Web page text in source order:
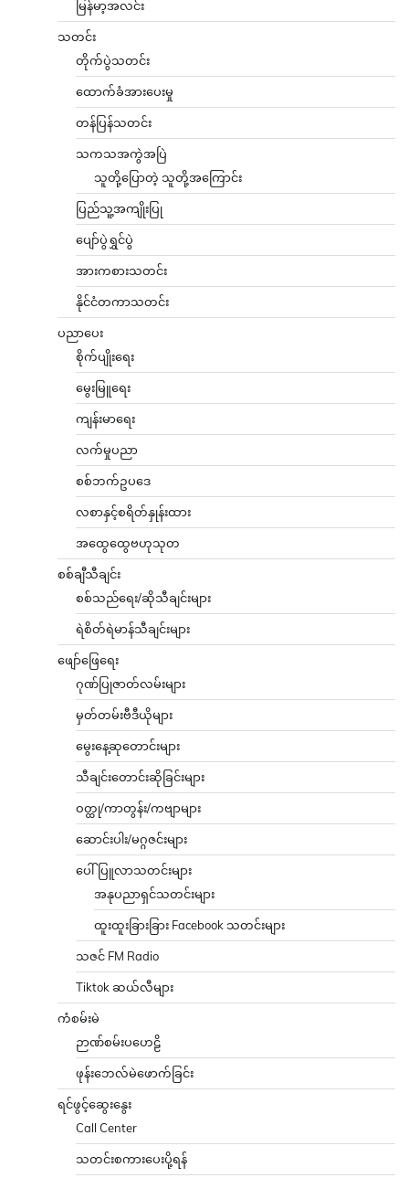
မြန်မာ့အလင်း
သတင်း
တိုက်ပွဲသတင်း
ထောက်ခံအားပေးမှု
တန်ပြန်သတင်း
သကသအကွဲအပြဲ
သူတို့ပြောတဲ့ သူတို့အကြောင်း
ပြည်သူ့အကျိုးပြု
ပျော်ပွဲရွှင်ပွဲ
အားကစားသတင်း
နိုင်ငံတကာသတင်း
ပညာပေး
စိုက်ပျိုးရေး
မွေးမြူရေး
ကျန်းမာရေး
လက်မှုပညာ
စစ်ဘက်ဥပဒေ
လစာနှင့်စရိတ်နှုန်းထား
အထွေထွေဗဟုသုတ
စစ်ချီသီချင်း
စစ်သည်ရေး/ဆိုသီချင်းများ
ရဲစိတ်ရဲမာန်သီချင်းများ
ဖျော်ဖြေရေး
ဂုဏ်ပြုဇာတ်လမ်းများ
မှတ်တမ်းဗီဒီယိုများ
မွေးနေ့ဆုတောင်းများ
သီချင်းတောင်းဆိုခြင်းများ
ဝတ္ထု/ကာတွန်း/ကဗျာများ
ဆောင်းပါး/မဂ္ဂဇင်းများ
ပေါ်ပြူလာသတင်းများ
အနုပညာရှင်သတင်းများ
ထူးထူးခြားခြား Facebook သတင်းများ
သဇင် FM Radio
Tiktok ဆယ်လီများ
ကံစမ်းမဲ
ဉာဏ်စမ်းပဟေဠိ
ဖုန်းဘေလ်မဲဖောက်ခြင်း
ရင်ဖွင့်ဆွေးနွေး
Call Center
သတင်းစကားပေးပို့ရန်